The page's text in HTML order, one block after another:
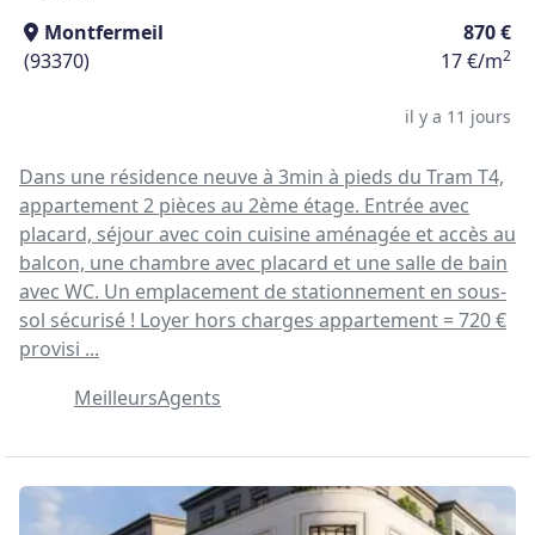
Montfermeil
870 €
(93370)
17 €/m2
il y a 11 jours
Dans une résidence neuve à 3min à pieds du Tram T4,
appartement 2 pièces au 2ème étage. Entrée avec
placard, séjour avec coin cuisine aménagée et accès au
balcon, une chambre avec placard et une salle de bain
avec WC. Un emplacement de stationnement en sous-
sol sécurisé ! Loyer hors charges appartement = 720 €
provisi ...
MeilleursAgents